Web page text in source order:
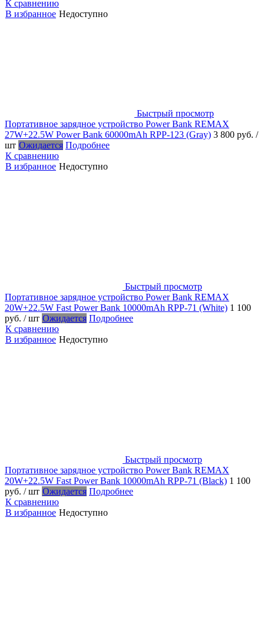
К сравнению
В избранное Недоступно
Быстрый просмотр
Портативное зарядное устройство Power Bank REMAX
27W+22.5W Power Bank 60000mAh RPP-123 (Gray) 3 800 руб. /
шт Ожидается Подробнее
К сравнению
В избранное Недоступно
Быстрый просмотр
Портативное зарядное устройство Power Bank REMAX
20W+22.5W Fast Power Bank 10000mAh RPP-71 (White) 1 100
руб. / шт Ожидается Подробнее
К сравнению
В избранное Недоступно
Быстрый просмотр
Портативное зарядное устройство Power Bank REMAX
20W+22.5W Fast Power Bank 10000mAh RPP-71 (Black) 1 100
руб. / шт Ожидается Подробнее
К сравнению
В избранное Недоступно